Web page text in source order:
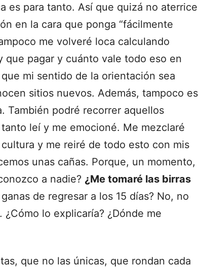
es para tanto. Así que quizá no aterrice
en la cara que ponga “fácilmente
me volveré loca calculando
pagar y cuánto vale todo eso en
mi sentido de la orientación sea
sitios nuevos. Además, tampoco es
También podré recorrer aquellos
leí y me emocioné. Me mezclaré
y me reiré de todo esto con mis
unas cañas. Porque, un momento,
a nadie? ¿Me tomaré las birras
de regresar a los 15 días? No, no
lo explicaría? ¿Dónde me
que no las únicas, que rondan cada